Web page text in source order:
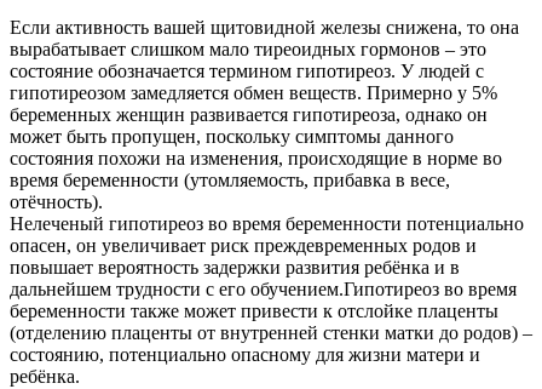
Если активность вашей щитовидной железы снижена, то она
вырабатывает слишком мало тиреоидных гормонов – это
состояние обозначается термином гипотиреоз. У людей с
гипотиреозом замедляется обмен веществ. Примерно у 5%
беременных женщин развивается гипотиреоза, однако он
может быть пропущен, поскольку симптомы данного
состояния похожи на изменения, происходящие в норме во
время беременности (утомляемость, прибавка в весе,
отёчность).
Нелеченый гипотиреоз во время беременности потенциально
опасен, он увеличивает риск преждевременных родов и
повышает вероятность задержки развития ребёнка и в
дальнейшем трудности с его обучением.Гипотиреоз во время
беременности также может привести к отслойке плаценты
(отделению плаценты от внутренней стенки матки до родов) –
состоянию, потенциально опасному для жизни матери и
ребёнка.